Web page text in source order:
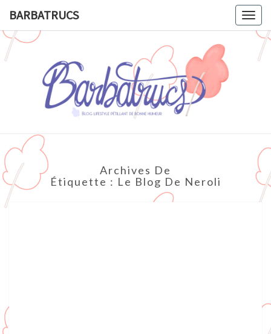
BARBATRUCS
Blog
Lifestyle
Pétillant
De
Archives De
Étiquette : Le Blog De Neroli